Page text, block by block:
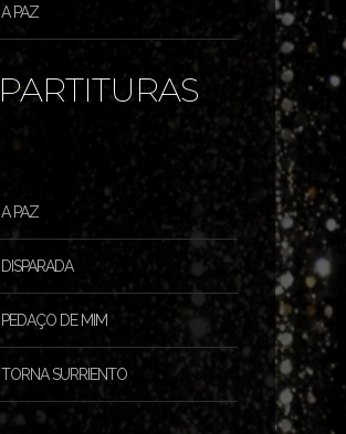
A PAZ
PARTITURAS
A PAZ
DISPARADA
PEDAÇO DE MIM
TORNA SURRIENTO